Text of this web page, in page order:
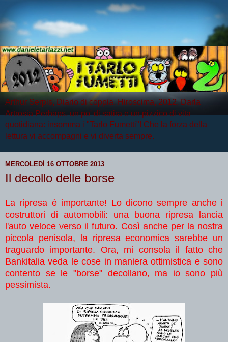
Arthur Serpis, Diario di coppia, Hiroscima, 2012, Darla
Artrosia Perhaps, un po' di satira e un pizzico di vita
quotidiana: insomma i "Tarlo Fumetti"! Che la forza della
lettura vi accompagni e vi diverta sempre.
MERCOLEDÌ 16 OTTOBRE 2013
Il decollo delle borse
La ripresa è importante! Lo dicono sempre anche i
costruttori di automobili: una buona ripresa lancia
l'auto veloce verso il futuro. Così anche per la nostra
piccola penisola, la ripresa economica sarebbe un
traguardo importante. Ora, mi consola il fatto che
Bankitalia veda le cose in maniera ottimistica e sono
contento se le "borse" decollano, ma io sono più
pessimista.